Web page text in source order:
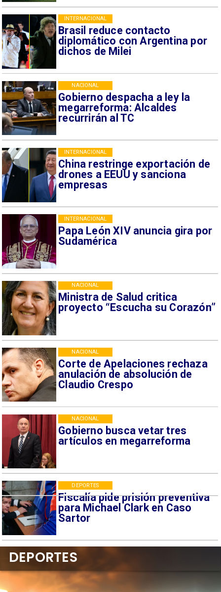
Brasil reduce contacto
diplomático con Argentina por
dichos de Milei
INTERNACIONAL
Gobierno despacha a ley la
megarreforma: Alcaldes
recurrirán al TC
NACIONAL
China restringe exportación de
drones a EEUU y sanciona
empresas
INTERNACIONAL
Papa León XIV anuncia gira por
Sudamérica
INTERNACIONAL
Ministra de Salud critica
proyecto “Escucha su Corazón”
NACIONAL
Corte de Apelaciones rechaza
anulación de absolución de
Claudio Crespo
NACIONAL
Gobierno busca vetar tres
artículos en megarreforma
NACIONAL
Fiscalía pide prisión preventiva
para Michael Clark en Caso
Sartor
DEPORTES
DEPORTES